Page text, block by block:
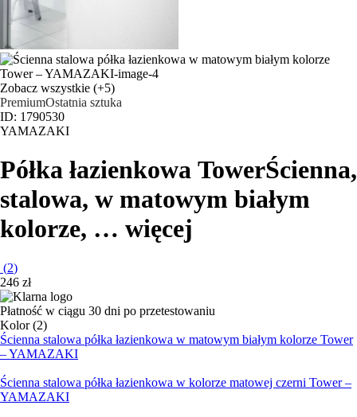
Zobacz wszystkie (+5)
PremiumOstatnia sztuka
ID: 1790530
YAMAZAKI
Półka łazienkowa TowerŚcienna,
stalowa, w matowym białym
kolorze, … więcej
(2)
246 zł
Płatność w ciągu 30 dni po przetestowaniu
Kolor (2)
Ścienna stalowa półka łazienkowa w matowym białym kolorze Tower
– YAMAZAKI
Ścienna stalowa półka łazienkowa w kolorze matowej czerni Tower –
YAMAZAKI